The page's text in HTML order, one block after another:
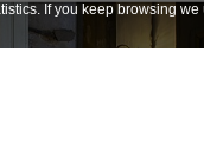
If you keep browsing